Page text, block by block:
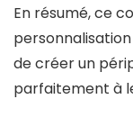
En résumé, ce
de créer un
parfaitement à